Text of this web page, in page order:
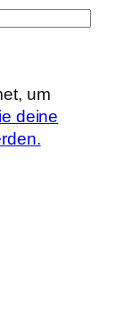
um
deine